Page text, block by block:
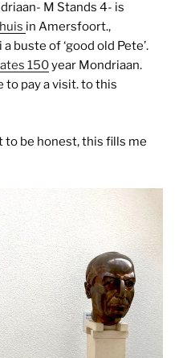
M Stands 4- is
in Amersfoort.,
buste of ‘good old Pete’.
150year Mondriaan.
pay a visit. to this
to be honest, this fills me